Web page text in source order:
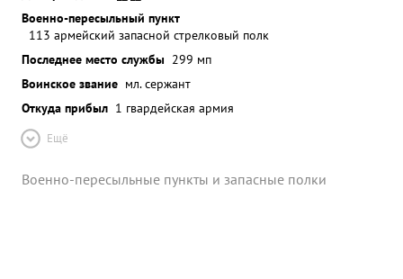
Военно-пересыльный пункт
113 армейский запасной стрелковый полк
Последнее место службы 299 мп
Воинское звание мл. сержант
Откуда прибыл 1 гвардейская армия
Ещё
Военно-пересыльные пункты и запасные полки